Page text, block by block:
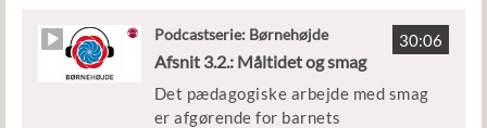
Ellen Ravn Habekost, lektor ved
lærer- og pædagoguddannelsen UCL
Leder, personale og børn fra
Børnehaven 1000fryd i Ringe
30:06
Podcastserie: Børnehøjde
Afsnit 3.2.: Måltidet og smag
Det pædagogiske arbejde med smag
er afgørende for barnets